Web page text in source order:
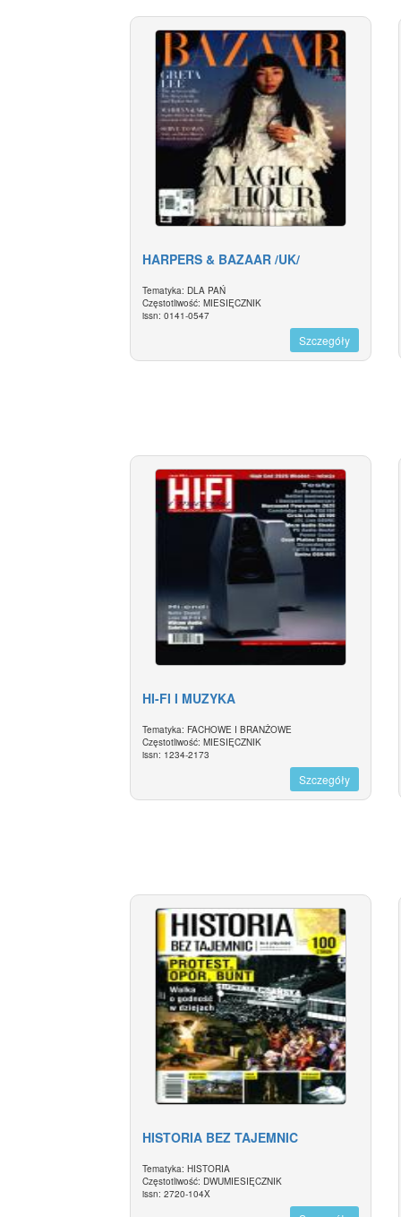
HARPERS & BAZAAR /UK/
Tematyka: DLA PAŃ
Częstotliwość: MIESIĘCZNIK
issn: 0141-0547
Szczegóły
HI-FI I MUZYKA
Tematyka: FACHOWE I BRANŻOWE
Częstotliwość: MIESIĘCZNIK
issn: 1234-2173
Szczegóły
HISTORIA BEZ TAJEMNIC
Tematyka: HISTORIA
Częstotliwość: DWUMIESIĘCZNIK
issn: 2720-104X